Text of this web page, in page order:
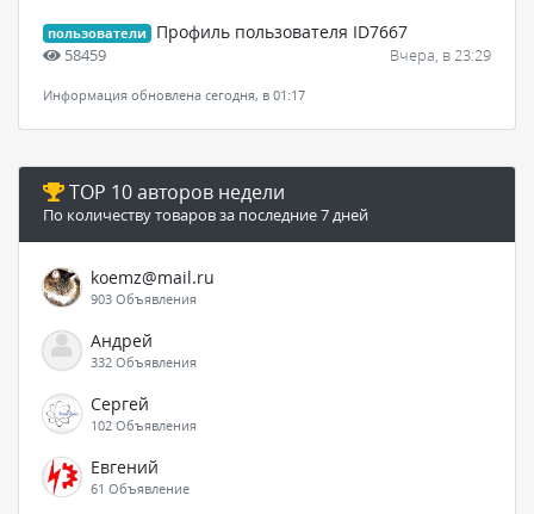
пользователи Профиль пользователя ID7667
58459 Вчера, в 23:29
Информация обновлена сегодня, в 01:17
TOP 10 авторов недели
По количеству товаров за последние 7 дней
koemz@mail.ru
903 Объявления
Андрей
332 Объявления
Сергей
102 Объявления
Евгений
61 Объявление